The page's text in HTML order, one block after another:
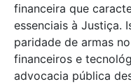
financeira que
essenciais à Justiça.
paridade de armas
financeiros e
advocacia pública